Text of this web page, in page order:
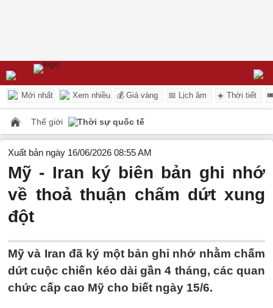
Mới nhất Xem nhiều 💰 Giá vàng 📅 Lịch âm ☀️ Thời tiết
Thế giới Thời sự quốc tế
Xuất bản ngày 16/06/2026 08:55 AM
Mỹ - Iran ký biên bản ghi nhớ
về thoả thuận chấm dứt xung
đột
Mỹ và Iran đã ký một bản ghi nhớ nhằm chấm
dứt cuộc chiến kéo dài gần 4 tháng, các quan
chức cấp cao Mỹ cho biết ngày 15/6.